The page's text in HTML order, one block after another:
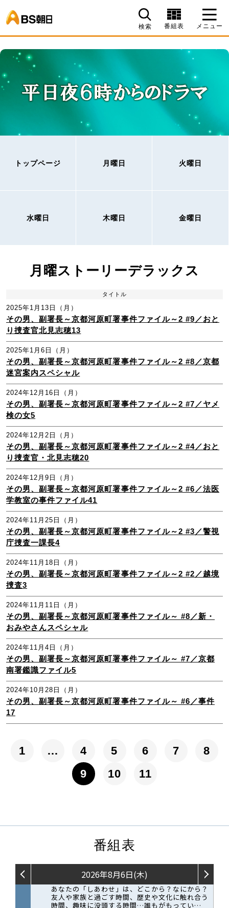
検索 番組表 メニュー
トップページ 月曜日 火曜日
水曜日 木曜日 金曜日
月曜ストーリーデラックス
タイトル
2025年1月13日（月）
その男、副署長～京都河原町署事件ファイル～2 #9／おと
り捜査官北見志穂13
2025年1月6日（月）
その男、副署長～京都河原町署事件ファイル～2 #8／京都
迷宮案内スペシャル
2024年12月16日（月）
その男、副署長～京都河原町署事件ファイル～2 #7／ヤメ
検の女5
2024年12月2日（月）
その男、副署長～京都河原町署事件ファイル～2 #4／おと
り捜査官・北見志穂20
2024年12月9日（月）
その男、副署長～京都河原町署事件ファイル～2 #6／法医
学教室の事件ファイル41
2024年11月25日（月）
その男、副署長～京都河原町署事件ファイル～2 #3／警視
庁捜査一課長4
2024年11月18日（月）
その男、副署長～京都河原町署事件ファイル～2 #2／越境
捜査3
2024年11月11日（月）
その男、副署長～京都河原町署事件ファイル～ #8／新・
おみやさんスペシャル
2024年11月4日（月）
その男、副署長～京都河原町署事件ファイル～ #7／京都
南署鑑識ファイル5
2024年10月28日（月）
その男、副署長～京都河原町署事件ファイル～ #6／事件
17
1 … 4 5 6 7
8
9
10 11
番組表